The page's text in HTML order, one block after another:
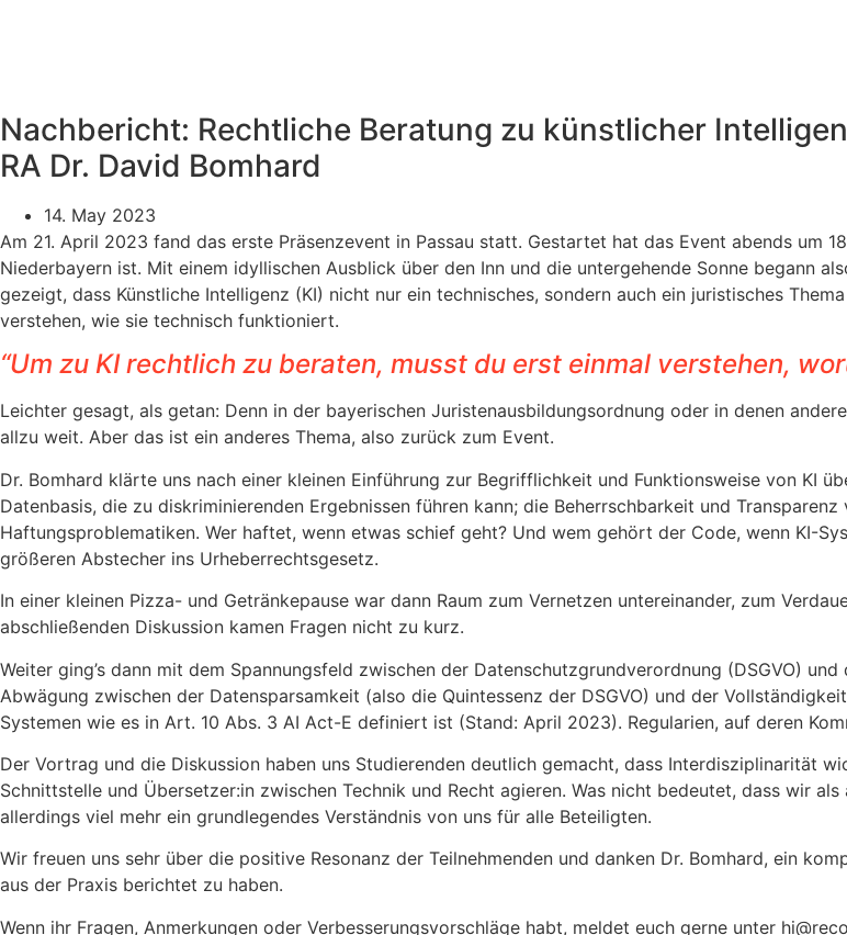
Nachbericht: Rechtliche Beratung zu künstlicher
RA Dr. David Bomhard
14. May 2023
Am 21. April 2023 fand das erste Präsenzevent in Passau statt. Gestartet hat das Event abends um
Niederbayern ist. Mit einem idyllischen Ausblick über den Inn und die untergehende Sonne begann
gezeigt, dass Künstliche Intelligenz (KI) nicht nur ein technisches, sondern auch ein juristisches
verstehen, wie sie technisch funktioniert.
“Um zu KI rechtlich zu beraten, musst du erst einmal verstehen,
Leichter gesagt, als getan: Denn in der bayerischen Juristenausbildungsordnung oder in denen
allzu weit. Aber das ist ein anderes Thema, also zurück zum Event.
Dr. Bomhard klärte uns nach einer kleinen Einführung zur Begrifflichkeit und Funktionsweise von KI
Datenbasis, die zu diskriminierenden Ergebnissen führen kann; die Beherrschbarkeit und
Haftungsproblematiken. Wer haftet, wenn etwas schief geht? Und wem gehört der Code, wenn KI-
größeren Abstecher ins Urheberrechtsgesetz.
In einer kleinen Pizza- und Getränkepause war dann Raum zum Vernetzen untereinander, zum
abschließenden Diskussion kamen Fragen nicht zu kurz.
Weiter ging’s dann mit dem Spannungsfeld zwischen der Datenschutzgrundverordnung (DSGVO)
Abwägung zwischen der Datensparsamkeit (also die Quintessenz der DSGVO) und der
Systemen wie es in Art. 10 Abs. 3 AI Act-E definiert ist (Stand: April 2023). Regularien, auf deren
Der Vortrag und die Diskussion haben uns Studierenden deutlich gemacht, dass Interdisziplinarität
Schnittstelle und Übersetzer:in zwischen Technik und Recht agieren. Was nicht bedeutet, dass wir
allerdings viel mehr ein grundlegendes Verständnis von uns für alle Beteiligten.
Wir freuen uns sehr über die positive Resonanz der Teilnehmenden und danken Dr. Bomhard, ein
aus der Praxis berichtet zu haben.
Wenn ihr Fragen, Anmerkungen oder Verbesserungsvorschläge habt, meldet euch gerne unter